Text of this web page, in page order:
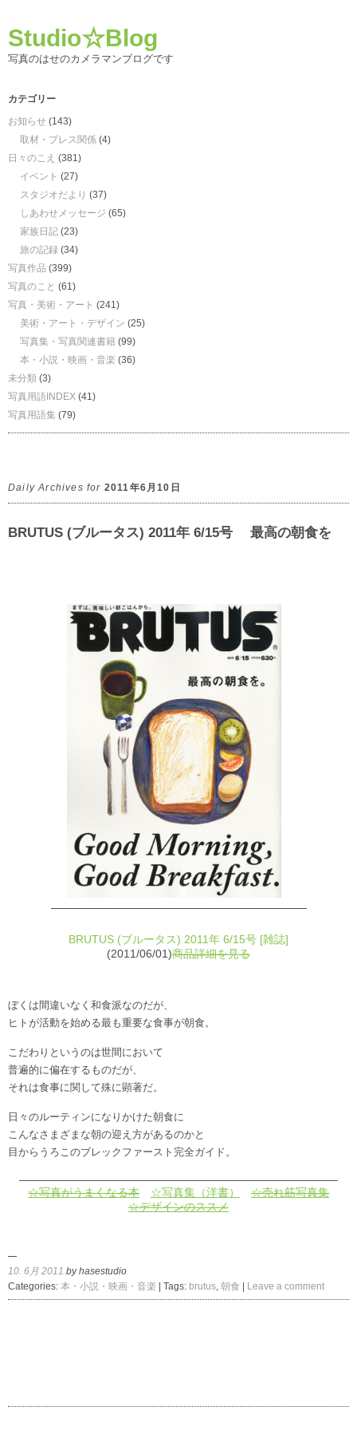
Studio☆Blog
写真のはせのカメラマンブログです
カテゴリー
お知らせ (143)
取材・プレス関係 (4)
日々のこえ (381)
イベント (27)
スタジオだより (37)
しあわせメッセージ (65)
家族日記 (23)
旅の記録 (34)
写真作品 (399)
写真のこと (61)
写真・美術・アート (241)
美術・アート・デザイン (25)
写真集・写真関連書籍 (99)
本・小説・映画・音楽 (36)
未分類 (3)
写真用語INDEX (41)
写真用語集 (79)
Daily Archives for 2011年6月10日
BRUTUS (ブルータス) 2011年 6/15号 最高の朝食を
BRUTUS (ブルータス) 2011年 6/15号 [雑誌]
(2011/06/01)商品詳細を見る
ぼくは間違いなく和食派なのだが、
ヒトが活動を始める最も重要な食事が朝食。
こだわりというのは世間において
普遍的に偏在するものだが、
それは食事に関して殊に顕著だ。
日々のルーティンになりかけた朝食に
こんなさまざまな朝の迎え方があるのかと
目からうろこのブレックファースト完全ガイド。
————————————————————————————–
☆写真がうまくなる本
☆写真集（洋書）
☆売れ筋写真集
☆デザインのススメ
10. 6月 2011 by hasestudio
Categories: 本・小説・映画・音楽 | Tags: brutus, 朝食 Leave a comment